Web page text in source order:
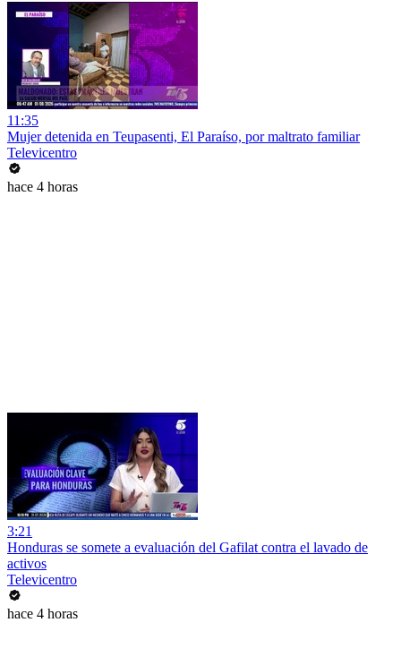
11:35
Mujer detenida en Teupasenti, El Paraíso, por maltrato familiar
Televicentro
hace 4 horas
3:21
Honduras se somete a evaluación del Gafilat contra el lavado de
activos
Televicentro
hace 4 horas